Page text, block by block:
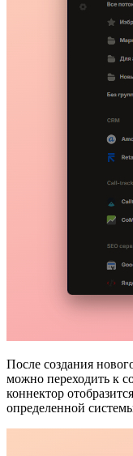
После создания
можно переходить к
коннектор
определенной